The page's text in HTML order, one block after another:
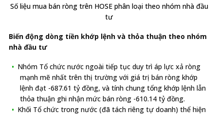
Số liệu mua bán ròng trên HOSE phân loại theo nhóm nhà đầu
tư
Biến động dòng tiền khớp lệnh và thỏa thuận theo nhóm
nhà đầu tư
Nhóm Tổ chức nước ngoài tiếp tục duy trì áp lực xả ròng
mạnh mẽ nhất trên thị trường với giá trị bán ròng khớp
lệnh đạt -687.61 tỷ đồng, và tính chung tổng khớp lệnh lẫn
thỏa thuận ghi nhận mức bán ròng -610.14 tỷ đồng.
Khối Tổ chức trong nước (đã tách riêng tự doanh) thể hiện